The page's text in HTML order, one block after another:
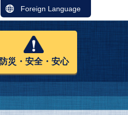
Foreign Language
防災・安全・安心